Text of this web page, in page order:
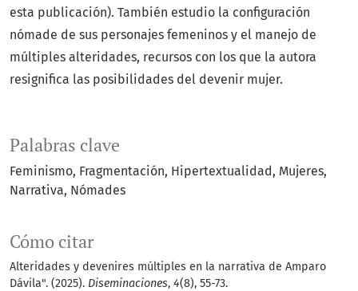
Palabras clave
Feminismo Fragmentación Hipertextualidad
Mujeres
Narrativa Nómades
Cómo citar
Alteridades y devenires múltiples en la narrativa de Amparo
Dávila". (2025). Diseminaciones, 4(8), 55-73.
esta publicación). También estudio la configuración
nómade de sus personajes femeninos y el manejo de
múltiples alteridades, recursos con los que la autora
resignifica las posibilidades del devenir mujer.